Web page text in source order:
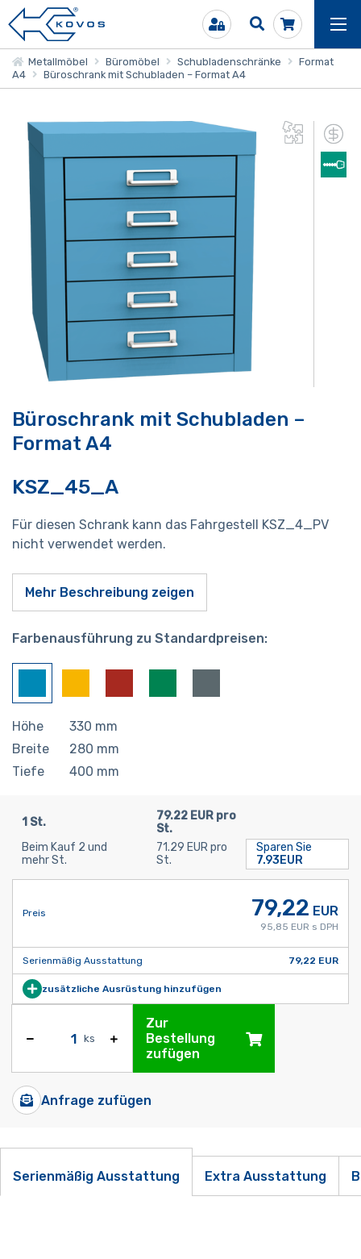
Metallmöbel Büromöbel Schubladenschränke
Format
A4
Büroschrank mit Schubladen – Format A4
Büroschrank mit Schubladen –
Format A4
KSZ_45_A
Für diesen Schrank kann das Fahrgestell KSZ_4_PV
nicht verwendet werden.
Mehr Beschreibung zeigen
Farbenausführung zu Standardpreisen:
Höhe 330 mm
Breite
280 mm
Tiefe
400 mm
1 St.
79.22 EUR pro
St.
Beim Kauf 2 und
mehr St.
71.29 EUR pro
St.
Sparen Sie
7.93EUR
Preis 79,22 EUR
95,85 EUR s DPH
Serienmäßig Ausstattung 79,22 EUR
zusätzliche Ausrüstung hinzufügen
ks
Zur
Bestellung
zufügen
Anfrage zufügen
Serienmäßig Ausstattung Extra Ausstattung